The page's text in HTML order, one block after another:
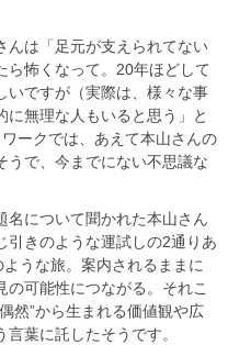
んは「足元が支えられてない
ら怖くなって。20年ほどして
いですが（実際は、様々な事
無理な人もいると思う」と
ークでは、あえて本山さんの
うで、今までにない不思議な
名について聞かれた本山さん
引きのような運試しの2通りあ
うな旅。案内されるままに
可能性につながる。それこ
然”から生まれる価値観や広
葉に託したそうです。